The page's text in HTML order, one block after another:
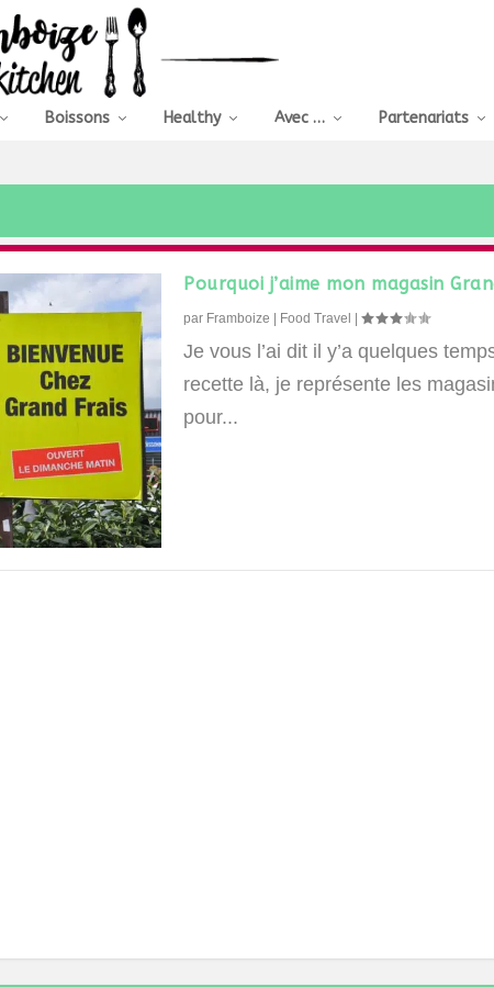
Boissons Healthy Avec … Partenariats
Pourquoi j’aime mon magasin
par Framboize Food Travel |
Je vous l’ai dit il y’a quelques
recette là, je représente les
pour...